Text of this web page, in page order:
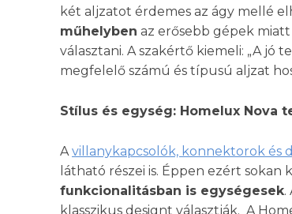
két aljzatot érdemes az ágy mellé
műhelyben az erősebb gépek
választani. A szakértő kiemeli: „A jó
megfelelő számú és típusú aljzat
Stílus és egység: Homelux Nova
A villanykapcsolók, konnektorok és
látható részei is. Éppen ezért
funkcionalitásban is egységesek.
klasszikus designt választják. A